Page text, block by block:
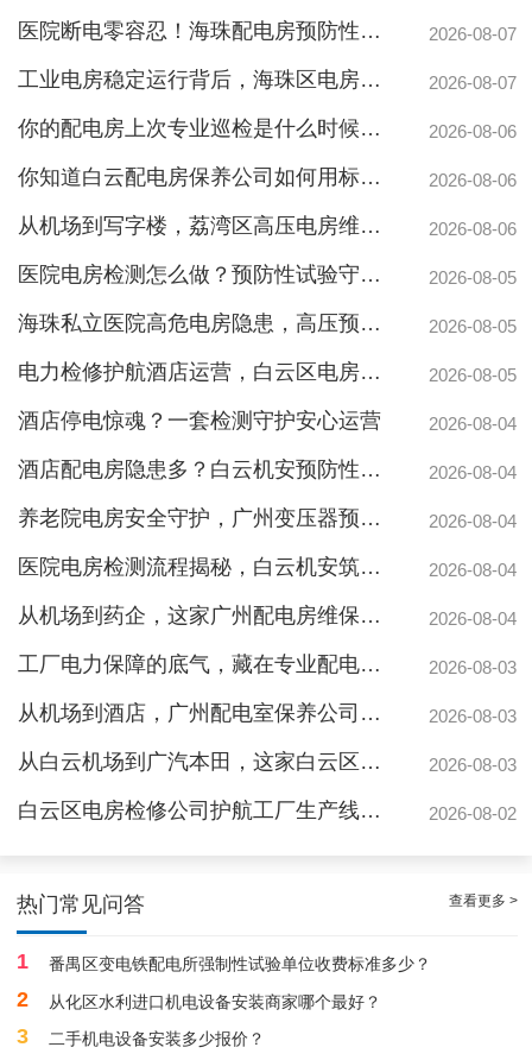
医院断电零容忍！海珠配电房预防性检测如何守住生命线？ 2026-08-07
工业电房稳定运行背后，海珠区电房维护公司如何守护写字楼与工厂用电安全 2026-08-07
你的配电房上次专业巡检是什么时候？白云配电房巡检公司告诉你定期检测有多重要 2026-08-06
你知道白云配电房保养公司如何用标准化流程守护企业电力安全吗？ 2026-08-06
从机场到写字楼，荔湾区高压电房维保公司如何守护电力生命线 2026-08-06
医院电房检测怎么做？预防性试验守护生命线不停摆 2026-08-05
海珠私立医院高危电房隐患，高压预防性试验守护生命线 2026-08-05
电力检修护航酒店运营，白云区电房托管公司实力护航地标建筑 2026-08-05
酒店停电惊魂？一套检测守护安心运营 2026-08-04
酒店配电房隐患多？白云机安预防性检测全解析 2026-08-04
养老院电房安全守护，广州变压器预防性测验护航疏散通道 2026-08-04
医院电房检测流程揭秘，白云机安筑牢生命防线 2026-08-04
从机场到药企，这家广州配电房维保公司凭什么赢得园区信赖 2026-08-04
工厂电力保障的底气，藏在专业配电房维保公司的这些硬实力里 2026-08-03
从机场到酒店，广州配电室保养公司如何守护城市脉搏？ 2026-08-03
从白云机场到广汽本田，这家白云区电房维保公司如何护航制造企业生产线 2026-08-03
白云区电房检修公司护航工厂生产线，地标建筑信赖的电力管家 2026-08-02
热门常见问答 查看更多 >
1 番禺区变电铁配电所强制性试验单位收费标准多少？
2 从化区水利进口机电设备安装商家哪个最好？
3 二手机电设备安装多少报价？
广州配电房维保案例|防备重伤事故
白云配电房要求检修服务，支持配电房稳定